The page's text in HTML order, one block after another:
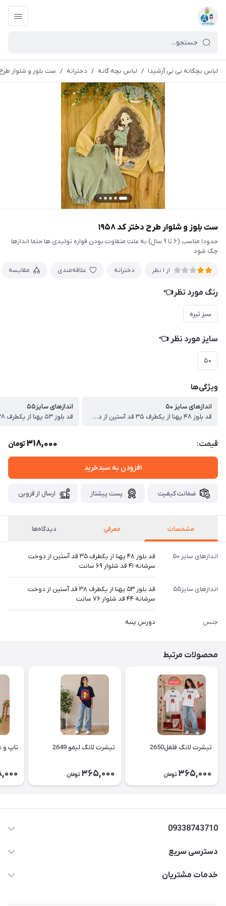
لباس بچگانه نی نی آرشیدا / لباس بچه گانه / دخترانه / ست بلوز و شلوار طرح
ست بلوز و شلوار طرح دختر کد ۱۹۵۸
حدودا مناسب (۶ تا ۹ سال) به علت متفاوت بودن قواره تولیدی ها حتما اندازها
چک شود
از 1 نظر دخترانه علاقه‌مندی مقایسه
رنگ مورد نظر👈
سبز تیره
سایز مورد نظر 👈
۵۰
ویژگی‌ها
اندازهای سایز ۵۰
قد بلوز ۴۸ پهنا از یکطرف ۳۵ قد آستین از دوخت سرشانه ۴۱ قد شلوار ۶۹ سانت
اندازهای سایز۵۵
قیمت: 318,000تومان
افزودن به سبدخرید
ضمانت کیفیت پست پیشتاز ارسال از قزوین
مشخصات معرفی دیدگاه‌ها
اندازهای سایز ۵۰
قد بلوز ۴۸ پهنا از یکطرف ۳۵ قد آستین از دوخت
سرشانه ۴۱ قد شلوار ۶۹ سانت
اندازهای سایز۵۵
قد بلوز ۵۳ پهنا از یکطرف ۳۸ قد آستین از دوخت
سرشانه ۴۴ قد شلوار ۷۶ سانت
جنس دورس پنبه
محصولات مرتبط
تیشرت لانگ فلفل2650
365,000 تومان
تیشرت لانگ لیمو 2649
365,000 تومان
تاپ و
09338743710
دسترسی سریع
حساب کاربری
خدمات مشتریان